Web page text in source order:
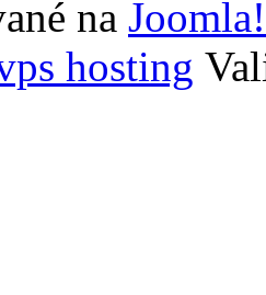
na Joomla!
hosting